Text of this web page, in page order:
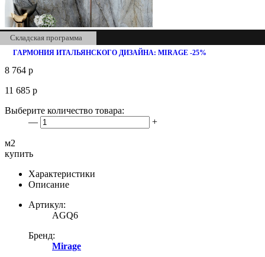
Складская программа
ГАРМОНИЯ ИТАЛЬЯНСКОГО ДИЗАЙНА: MIRAGE -25%
8 764 р
11 685 р
Выберите количество товара:
—
+
м2
купить
Характеристики
Описание
Артикул:
AGQ6
Бренд:
Mirage